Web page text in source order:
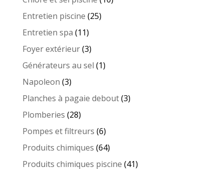
Entretien piscine 2525
Entretien spa 1111
produits
Foyer extérieur 33
produits
Générateurs au sel 11
Napoleon 33
produits
Planches à pagaie debout 33
Plomberies 2828
produits
Pompes et filtreurs 66
produits
Produits chimiques 6464
produits
Produits chimiques piscine 4141